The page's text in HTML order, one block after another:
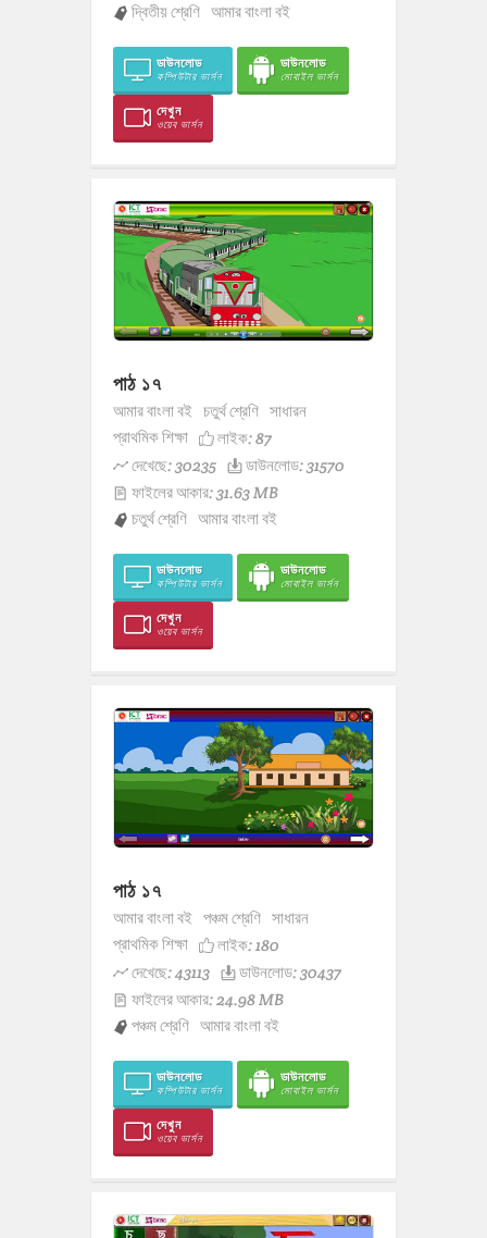
দ্বিতীয় শ্রেণি আমার বাংলা বই
ডাউনলোড
কম্পিউটার ভার্সন
ডাউনলোড
মোবাইল ভার্সন
দেখুন
ওয়েব ভার্সন
পাঠ ১৭
আমার বাংলা বই চতুর্থ শ্রেণি সাধারন
প্রাথমিক শিক্ষা
লাইক:87
দেখেছে: 30235
ডাউনলোড: 31570
ফাইলের আকার: 31.63 MB
চতুর্থ শ্রেণি আমার বাংলা বই
ডাউনলোড
কম্পিউটার ভার্সন
ডাউনলোড
মোবাইল ভার্সন
দেখুন
ওয়েব ভার্সন
পাঠ ১৭
আমার বাংলা বই পঞ্চম শ্রেণি সাধারন
প্রাথমিক শিক্ষা
লাইক:180
দেখেছে: 43113
ডাউনলোড: 30437
ফাইলের আকার: 24.98 MB
পঞ্চম শ্রেণি আমার বাংলা বই
ডাউনলোড
কম্পিউটার ভার্সন
ডাউনলোড
মোবাইল ভার্সন
দেখুন
ওয়েব ভার্সন